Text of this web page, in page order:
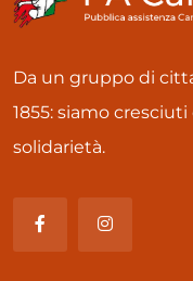
Da un gruppo di
1855: siamo
solidarietà.